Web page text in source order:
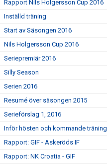
Rapport Nils Holgersson Cup 2016
Inställd träning
Start av Säsongen 2016
Nils Holgersson Cup 2016
Seriepremiär 2016
Silly Season
Serien 2016
Resumé över säsongen 2015
Serieförslag 1, 2016
Inför hösten och kommande träning
Rapport: GIF - Askeröds IF
Rapport: NK Croatia - GIF